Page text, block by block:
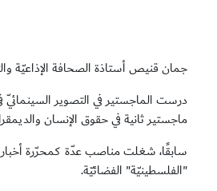
جمان قنيص أستاذة الصحافة الإذاعيّة
ماجستير ثانية في حقوق الإنسان
"الفلسطينيّة" الفضائيّة.